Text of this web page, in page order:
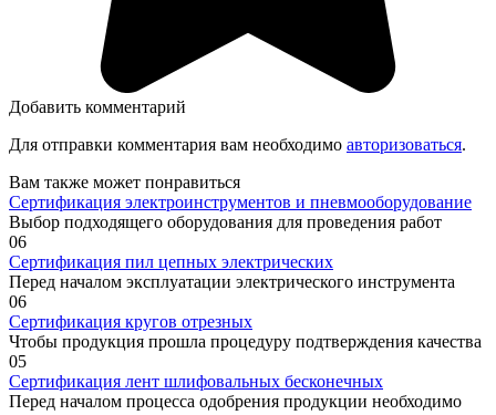
Добавить комментарий
Для отправки комментария вам необходимо авторизоваться.
Вам также может понравиться
Сертификация электроинструментов и пневмооборудование
Выбор подходящего оборудования для проведения работ
06
Сертификация пил цепных электрических
Перед началом эксплуатации электрического инструмента
06
Сертификация кругов отрезных
Чтобы продукция прошла процедуру подтверждения качества
05
Сертификация лент шлифовальных бесконечных
Перед началом процесса одобрения продукции необходимо